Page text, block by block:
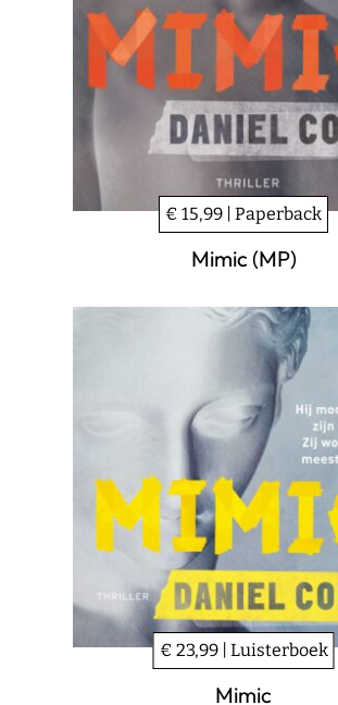
€ 15,99 | Paperback
Mimic (MP)
€ 23,99 | Luisterboek
Mimic